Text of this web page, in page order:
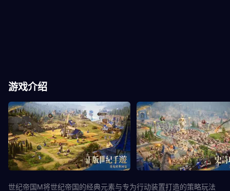
游戏介绍
世纪帝国M将世纪帝国的经典元素与专为行动装置打造的策略玩法